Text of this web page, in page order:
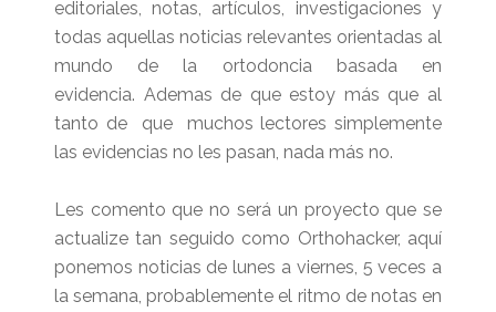
editoriales, notas, artículos, investigaciones y
todas aquellas noticias relevantes orientadas al
mundo de la ortodoncia basada en
evidencia. Ademas de que estoy más que al
tanto de que muchos lectores simplemente
las evidencias no les pasan, nada más no.
Les comento que no será un proyecto que se
actualize tan seguido como Orthohacker, aquí
ponemos noticias de lunes a viernes, 5 veces a
la semana, probablemente el ritmo de notas en